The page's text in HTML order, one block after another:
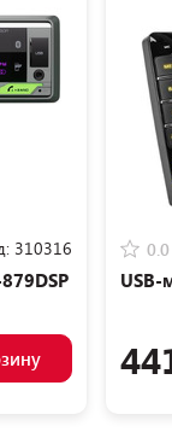
310316 0.0
USB-